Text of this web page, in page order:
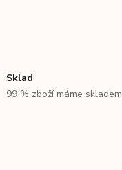
Sklad
99 % zboží máme skladem